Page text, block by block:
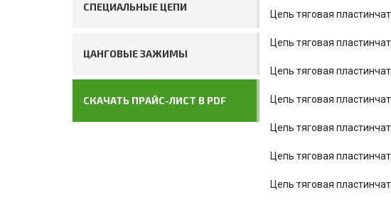
СПЕЦИАЛЬНЫЕ ЦЕПИ
ЦАНГОВЫЕ ЗАЖИМЫ
СКАЧАТЬ ПРАЙС-ЛИСТ В PDF
Цепь тяговая
Цепь тяговая
Цепь тяговая
Цепь тяговая
Цепь тяговая
Цепь тяговая
Цепь тяговая